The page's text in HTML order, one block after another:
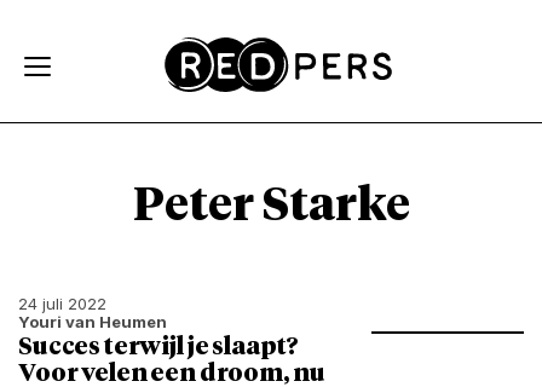
Peter Starke
24 juli 2022
Youri van Heumen
Succes terwijl je slaapt?
Voor velen een droom, nu